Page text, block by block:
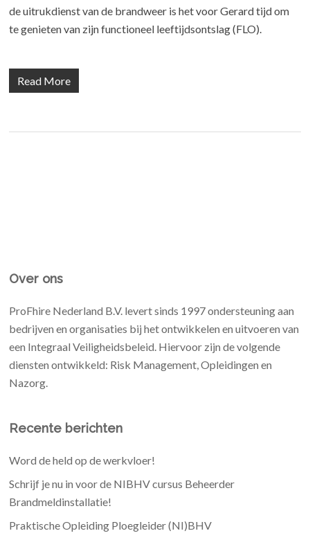
de uitrukdienst van de brandweer is het voor Gerard tijd om
te genieten van zijn functioneel leeftijdsontslag (FLO).
Read More
Over ons
ProFhire Nederland B.V. levert sinds 1997 ondersteuning aan
bedrijven en organisaties bij het ontwikkelen en uitvoeren van
een Integraal Veiligheidsbeleid. Hiervoor zijn de volgende
diensten ontwikkeld: Risk Management, Opleidingen en
Nazorg.
Recente berichten
Word de held op de werkvloer!
Schrijf je nu in voor de NIBHV cursus Beheerder
Brandmeldinstallatie!
Praktische Opleiding Ploegleider (NI)BHV